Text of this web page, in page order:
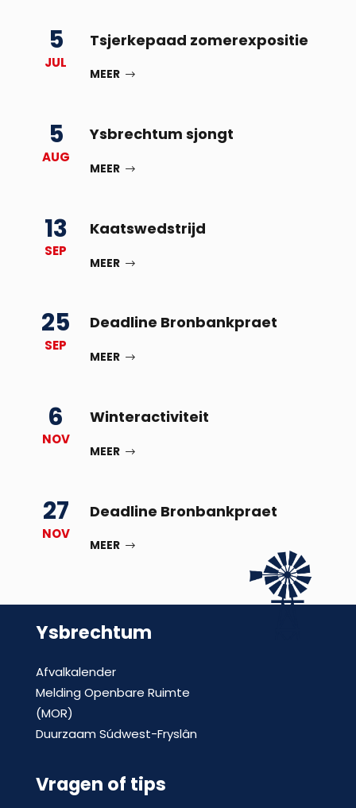
5
JUL
Tsjerkepaad zomerexpositie
MEER
5
AUG
Ysbrechtum sjongt
MEER
13
SEP
Kaatswedstrijd
MEER
25
SEP
Deadline Bronbankpraet
MEER
6
NOV
Winteractiviteit
MEER
27
NOV
Deadline Bronbankpraet
MEER
Ysbrechtum
Afvalkalender
Melding Openbare Ruimte
(MOR)
Duurzaam Súdwest-Fryslân
Vragen of tips